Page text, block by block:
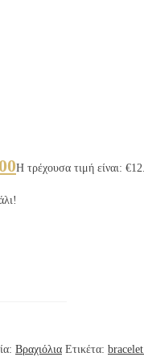
Η τρέχουσα τιμή είναι:
Βραχιόλια Ετικέτα: